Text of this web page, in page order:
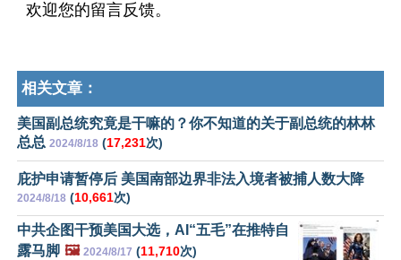
欢迎您的留言反馈。
相关文章：
美国副总统究竟是干嘛的？你不知道的关于副总统的林林
总总 2024/8/18 (17,231次)
庇护申请暂停后 美国南部边界非法入境者被捕人数大降
2024/8/18 (10,661次)
中共企图干预美国大选，AI“五毛”在推特自
露马脚 🖼️ 2024/8/17 (11,710次)